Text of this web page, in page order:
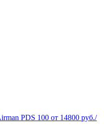
от 14800 руб./